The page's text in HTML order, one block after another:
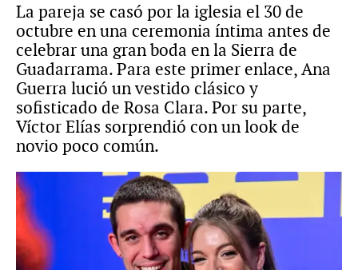
La pareja se casó por la iglesia el 30 de
octubre en una ceremonia íntima antes de
celebrar una gran boda en la Sierra de
Guadarrama. Para este primer enlace, Ana
Guerra lució un vestido clásico y
sofisticado de Rosa Clara. Por su parte,
Víctor Elías sorprendió con un look de
novio poco común.